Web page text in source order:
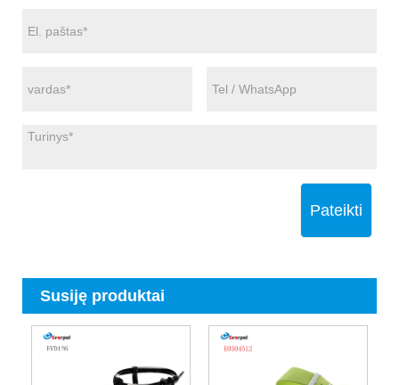
Pateikti
Susiję produktai